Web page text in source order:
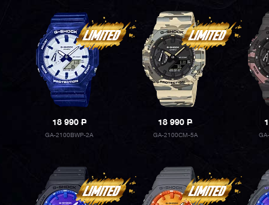
18 990P
GA-2100BWP-2A
18 990P
GA-2100CM-5A